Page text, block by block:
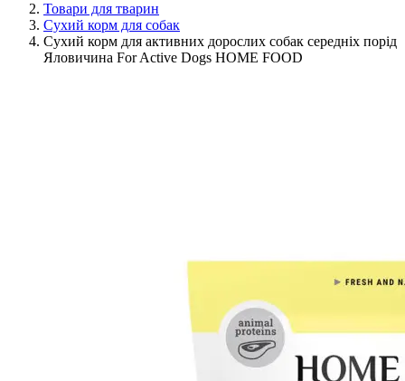
Товари для тварин
Сухий корм для собак
Сухий корм для активних дорослих собак середніх порід
Яловичина For Active Dogs HOME FOOD